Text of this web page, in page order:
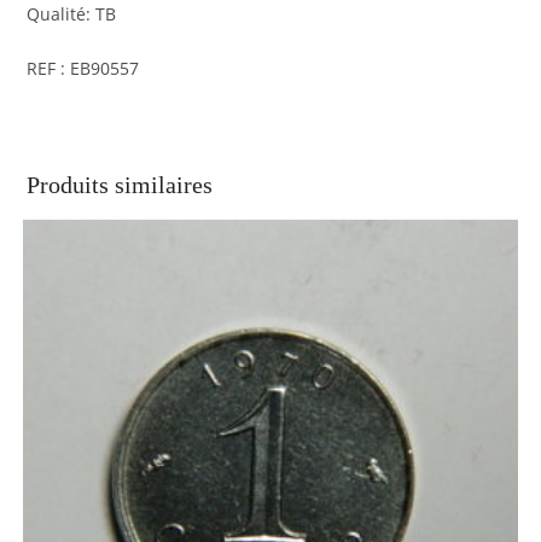
Qualité: TB
REF : EB90557
Produits similaires